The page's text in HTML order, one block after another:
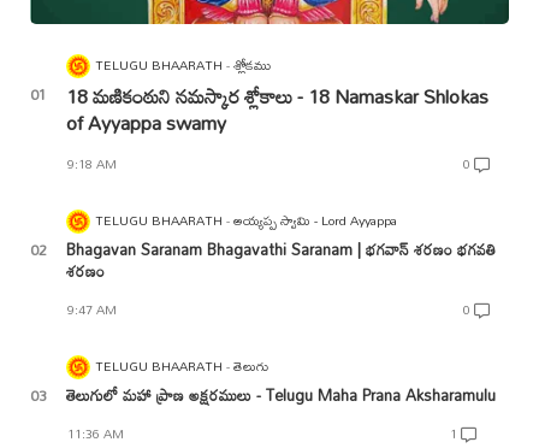
TELUGU BHAARATH శ్లోకము
18 మణికంఠుని నమస్కార శ్లోకాలు - 18 Namaskar Shlokas
of Ayyappa swamy
9:18 AM 0
TELUGU BHAARATH అయ్యప్ప స్వామి - Lord Ayyappa
Bhagavan Saranam Bhagavathi Saranam | భగవాన్ శరణం భగవతి
శరణం
9:47 AM 0
TELUGU BHAARATH తెలుగు
తెలుగులో మహా ప్రాణ అక్షరములు - Telugu Maha Prana Aksharamulu
11:36 AM 1